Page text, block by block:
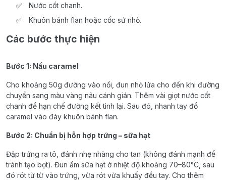
Nước cốt chanh.
Khuôn bánh flan hoặc cốc sứ nhỏ.
Các bước thực hiện
Bước 1: Nấu caramel
Cho khoảng 50g đường vào nồi, đun nhỏ lửa cho đến khi đường
chuyển sang màu vàng nâu cánh gián. Thêm vài giọt nước cốt
chanh để hạn chế đường kết tinh lại. Sau đó, nhanh tay đổ
caramel vào đáy khuôn bánh flan.
Bước 2: Chuẩn bị hỗn hợp trứng – sữa hạt
Đập trứng ra tô, đánh nhẹ nhàng cho tan (không đánh mạnh để
tránh tạo bọt). Đun ấm sữa hạt ở nhiệt độ khoảng 70–80°C, sau
đó rót từ từ vào trứng, vừa rót vừa khuấy đều tay. Cho thêm